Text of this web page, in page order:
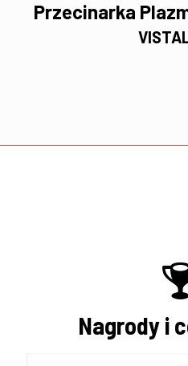
Przecinarka
Nagrody i